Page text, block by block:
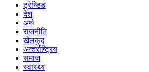
ट्रेन्डिङ
देश
अर्थ
राजनीति
खेलकुद
अन्तर्राष्ट्रिय
समाज
स्वास्थ्य